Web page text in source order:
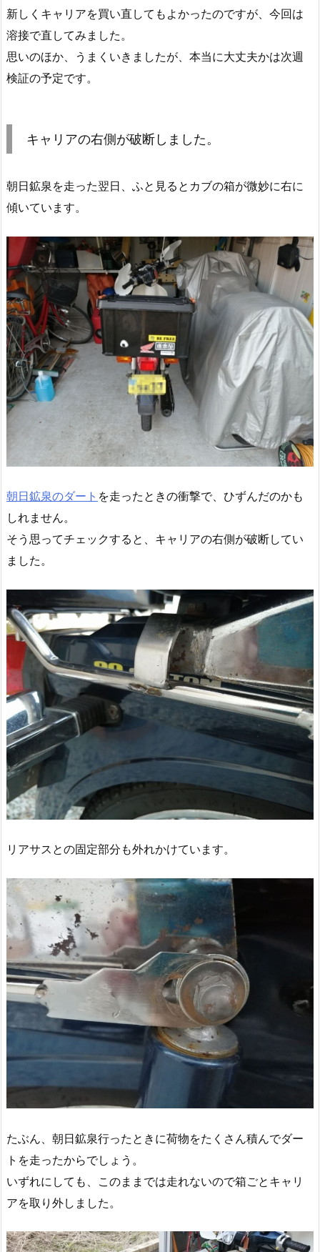
新しくキャリアを買い直してもよかったのですが、今回は
溶接で直してみました。
思いのほか、うまくいきましたが、本当に大丈夫かは次週
検証の予定です。
キャリアの右側が破断しました。
朝日鉱泉を走った翌日、ふと見るとカブの箱が微妙に右に
傾いています。
朝日鉱泉のダート を走ったときの衝撃で、ひずんだのかも
しれません。
そう思ってチェックすると、キャリアの右側が破断してい
ました。
リアサスとの固定部分も外れかけています。
たぶん、朝日鉱泉行ったときに荷物をたくさん積んでダー
トを走ったからでしょう。
いずれにしても、このままでは走れないので箱ごとキャリ
アを取り外しました。